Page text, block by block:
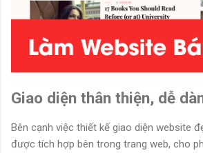
Giao diện thân thiện, dễ
Bên cạnh việc thiết kế giao diện website
được tích hợp bên trong trang web, cho